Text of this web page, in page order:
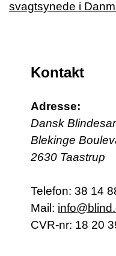
Kontakt
Adresse:
Dansk
Blekinge
2630 Taastrup
Telefon: 38 14
Mail:
CVR-nr: 18 20